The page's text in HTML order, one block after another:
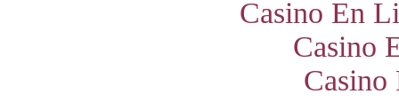
Casino En
Casino
Casino